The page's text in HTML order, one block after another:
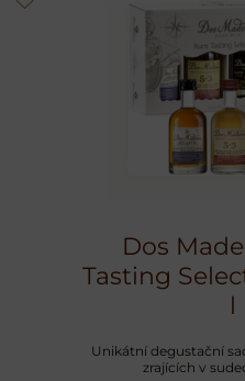
Dos
Tasting
l
Unikátní degustační
zrajících v